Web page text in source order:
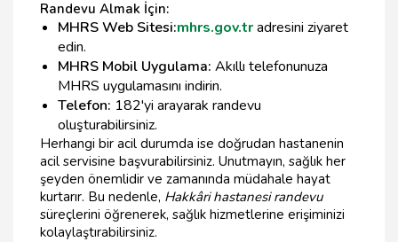
Randevu Almak İçin:
MHRS Web Sitesi:mhrs.gov.tradresini ziyaret
edin.
MHRS Mobil Uygulama: Akıllı telefonunuza
MHRS uygulamasını indirin.
Telefon: 182'yi arayarak randevu
oluşturabilirsiniz.
Herhangi bir acil durumda ise doğrudan hastanenin
acil servisine başvurabilirsiniz. Unutmayın, sağlık her
şeyden önemlidir ve zamanında müdahale hayat
kurtarır. Bu nedenle, Hakkâri hastanesi randevu
süreçlerini öğrenerek, sağlık hizmetlerine erişiminizi
kolaylaştırabilirsiniz.